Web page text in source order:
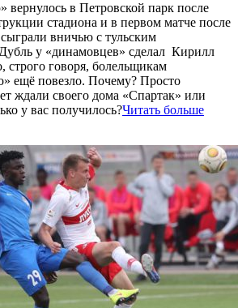
вернулось в Петровской парк после
стадиона и в первом матче после
вничью с тульским
у «динамовцев» сделал Кирилл
говоря, болельщикам
ещё повезло. Почему? Просто
ждали своего дома «Спартак» или
у вас получилось?Читать больше